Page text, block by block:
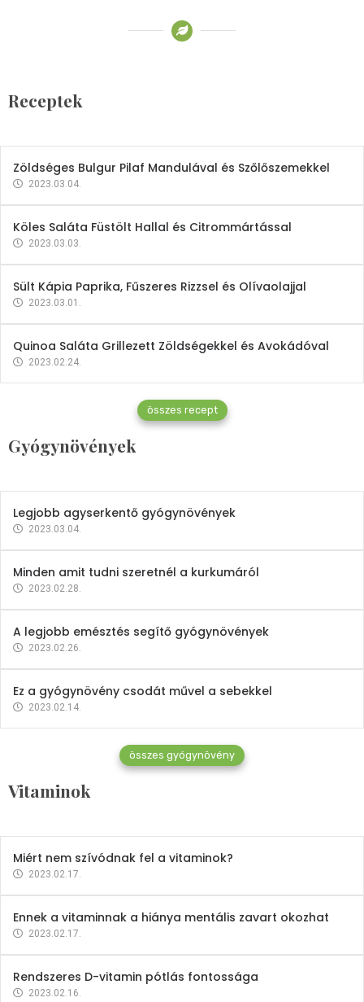
Receptek
2023.03.06.
Zöldséges Bulgur Pilaf Mandulával és Szőlőszemekkel
2023.03.04.
Köles Saláta Füstölt Hallal és Citrommártással
2023.03.03.
Sült Kápia Paprika, Fűszeres Rizzsel és Olívaolajjal
2023.03.01.
Quinoa Saláta Grillezett Zöldségekkel és Avokádóval
2023.02.24.
összes recept
Gyógynövények
Gyógynövények
Mindent a petrezselyemről
2023.12.21.
Legjobb agyserkentő gyógynövények
2023.03.04.
Minden amit tudni szeretnél a kurkumáról
2023.02.28.
A legjobb emésztés segítő gyógynövények
2023.02.26.
Ez a gyógynövény csodát művel a sebekkel
2023.02.14.
összes gyógynövény
Vitaminok
Vitaminok
Mindent a B-12 vitaminról
2023.02.27.
Miért nem szívódnak fel a vitaminok?
2023.02.17.
Ennek a vitaminnak a hiánya mentális zavart okozhat
2023.02.17.
Rendszeres D-vitamin pótlás fontossága
2023.02.16.